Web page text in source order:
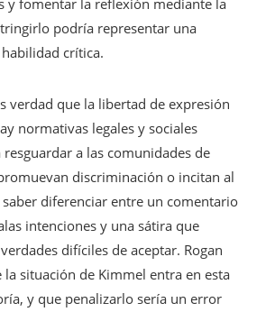
y fomentar la reflexión mediante la
podría representar una
crítica.
verdad que la libertad de expresión
normativas legales y sociales
resguardar a las comunidades de
discriminación o incitan al
saber diferenciar entre un comentario
intenciones y una sátira que
difíciles de aceptar. Rogan
situación de Kimmel entra en esta
y que penalizarlo sería un error